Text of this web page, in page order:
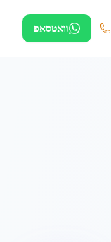
וואטסאפ